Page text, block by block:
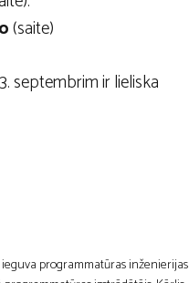
(saite)
septembrim ir lieliska
programmatūras inženierijas